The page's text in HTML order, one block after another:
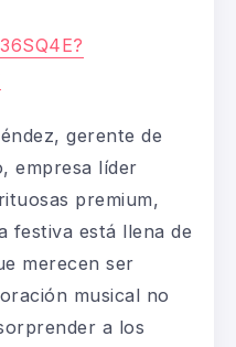
gerente de
empresa líder
premium,
festiva está llena de
merecen ser
musical no
a los